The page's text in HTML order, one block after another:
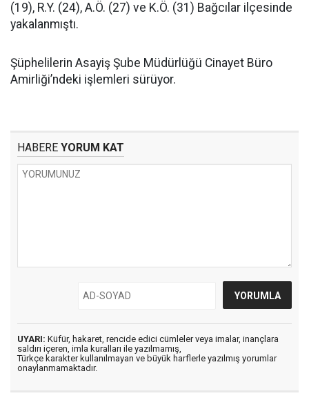
(19), R.Y. (24), A.Ö. (27) ve K.Ö. (31) Bağcılar ilçesinde
yakalanmıştı.
Şüphelilerin Asayiş Şube Müdürlüğü Cinayet Büro
Amirliği’ndeki işlemleri sürüyor.
HABERE YORUM KAT
UYARI: Küfür, hakaret, rencide edici cümleler veya imalar, inançlara
saldırı içeren, imla kuralları ile yazılmamış,
Türkçe karakter kullanılmayan ve büyük harflerle yazılmış yorumlar
onaylanmamaktadır.